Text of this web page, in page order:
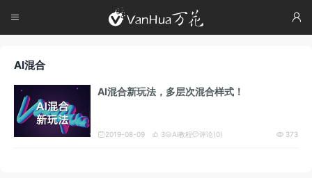

 
AI混合
AI混合新玩法，多层次混合样式！
 2019-08-09  3  373
 Ai教程评论(0)